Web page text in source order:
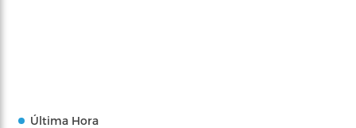
Última Hora